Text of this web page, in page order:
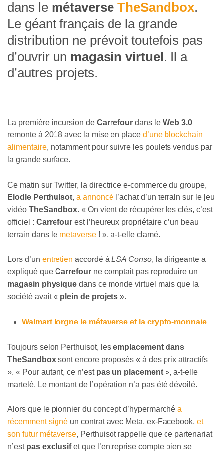
dans le métaverse TheSandbox.
Le géant français de la grande
distribution ne prévoit toutefois pas
d’ouvrir un magasin virtuel . Il a
d’autres projets.
La première incursion de Carrefour dans le Web 3.0
remonte à 2018 avec la mise en place d’une blockchain
alimentaire, notamment pour suivre les poulets vendus par
la grande surface.
Ce matin sur Twitter, la directrice e-commerce du groupe,
Elodie Perthuisot, a annoncé l’achat d’un terrain sur le jeu
vidéo TheSandbox. « On vient de récupérer les clés, c’est
officiel : Carrefour est l’heureux propriétaire d’un beau
terrain dans le metaverse ! », a-t-elle clamé.
Lors d’un entretien accordé à LSA Conso, la dirigeante a
expliqué que Carrefour ne comptait pas reproduire un
magasin physique dans ce monde virtuel mais que la
société avait « plein de projets ».
Walmart lorgne le métaverse et la crypto-monnaie
Toujours selon Perthuisot, les emplacement dans
TheSandbox sont encore proposés « à des prix attractifs
». « Pour autant, ce n’est pas un placement », a-t-elle
martelé. Le montant de l’opération n’a pas été dévoilé.
Alors que le pionnier du concept d’hypermarché a
récemment signé un contrat avec Meta, ex-Facebook, et
son futur métaverse, Perthuisot rappelle que ce partenariat
n’est pas exclusifet que l’entreprise compte bien se